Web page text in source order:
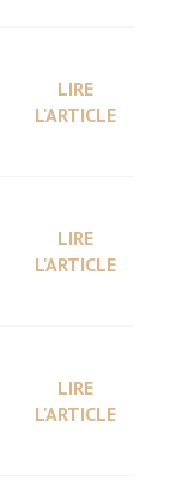
LIRE
L'ARTICLE
LIRE
L'ARTICLE
LIRE
L'ARTICLE